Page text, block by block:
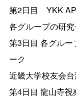
第2日目 YKK
各グループの研
第3日目 各グル
ーク
近畿大学校友会
第4日目 龍山寺視